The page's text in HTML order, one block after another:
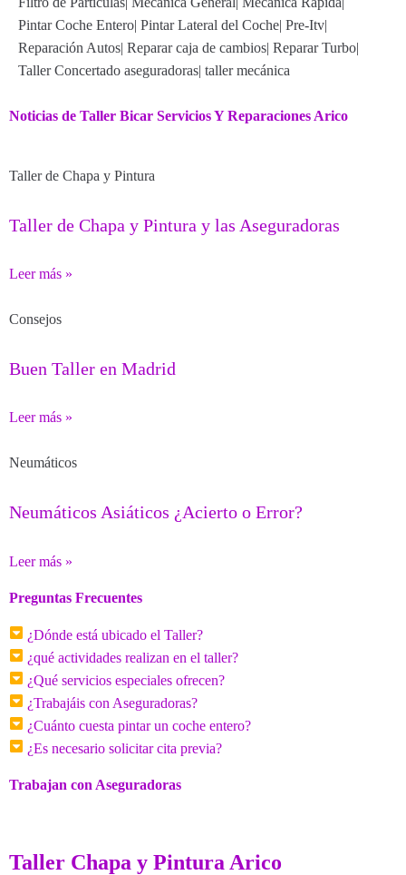
Pintar Coche Entero| Pintar Lateral del Coche| Pre-Itv|
Reparación Autos| Reparar caja de cambios| Reparar Turbo|
Taller Concertado aseguradoras| taller mecánica
Noticias de Taller Bicar Servicios Y Reparaciones Arico
Taller de Chapa y Pintura
Taller de Chapa y Pintura y las Aseguradoras
Leer más »
Consejos
Buen Taller en Madrid
Leer más »
Neumáticos
Neumáticos Asiáticos ¿Acierto o Error?
Leer más »
Preguntas Frecuentes
¿Dónde está ubicado el Taller?
¿qué actividades realizan en el taller?
¿Qué servicios especiales ofrecen?
¿Trabajáis con Aseguradoras?
¿Cuánto cuesta pintar un coche entero?
¿Es necesario solicitar cita previa?
Trabajan con Aseguradoras
Taller Chapa y Pintura Arico